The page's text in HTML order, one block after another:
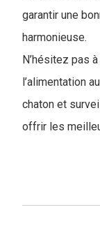
garantir une
harmonieuse.
N’hésitez pas
l’alimentation
chaton et
offrir les